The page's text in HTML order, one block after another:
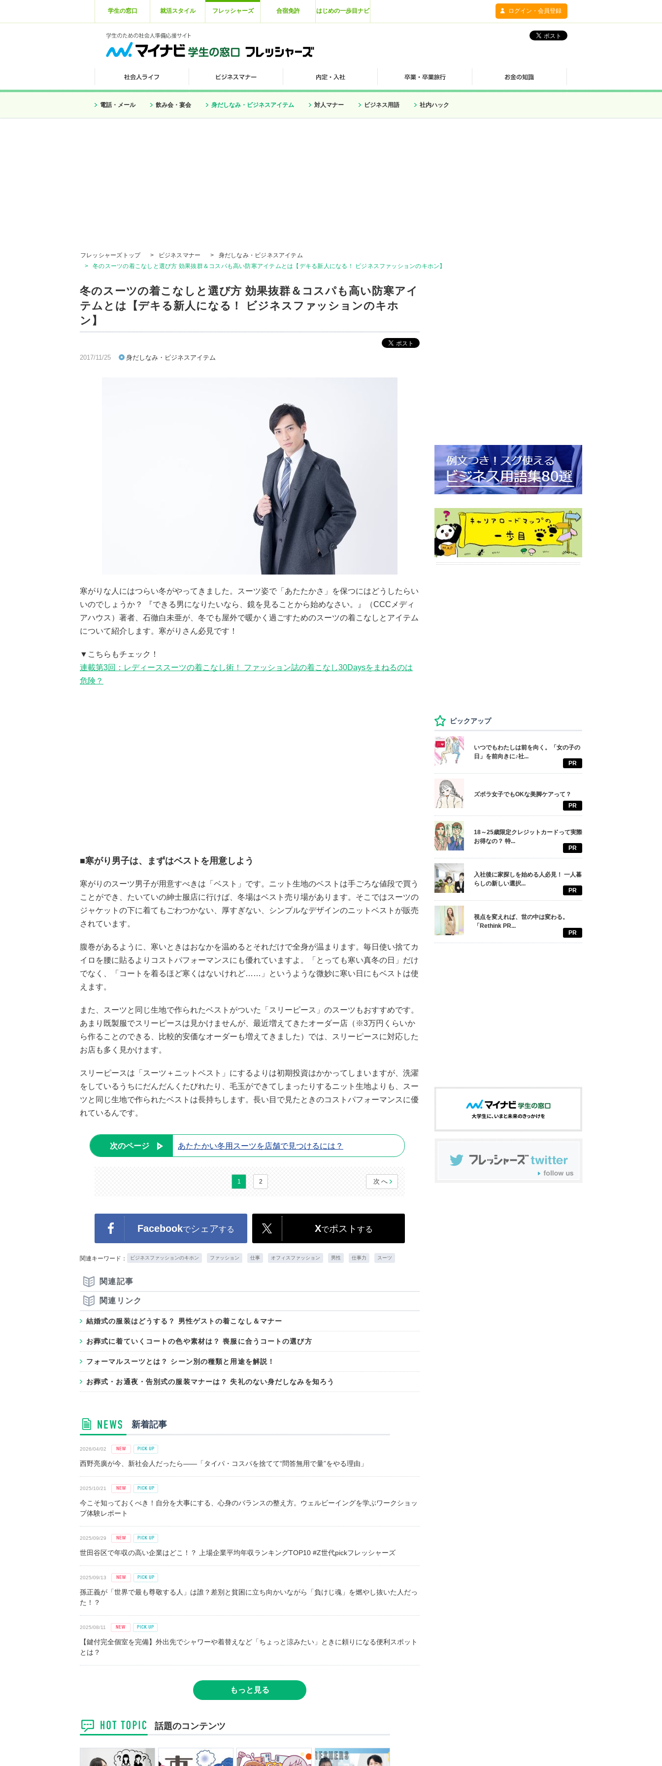
学生の窓口 就活スタイル フレッシャーズ 合宿免許 はじめの一歩目ナビ ログイン・会員登録
電話・メール 飲み会・宴会 身だしなみ・ビジネスアイテム 対人マナー ビジネス用語 社内ハック
フレッシャーズトップ > ビジネスマナー >
身だしなみ・ビジネスアイテム
>
冬のスーツの着こなしと選び方 効果抜群＆コスパも高い防寒アイテムとは【デキる新人になる！ ビジネスファッションのキホン】
冬のスーツの着こなしと選び方 効果抜群＆コスパも高い防寒アイ
テムとは【デキる新人になる！ ビジネスファッションのキホ
ン】
2017/11/25 身だしなみ・ビジネスアイテム
寒がりな人にはつらい冬がやってきました。スーツ姿で「あたたかさ」を保つにはどうしたらい
いのでしょうか？ 『できる男になりたいなら、鏡を見ることから始めなさい。』（CCCメディ
アハウス）著者、石徹白未亜が、冬でも屋外で暖かく過ごすためのスーツの着こなしとアイテム
について紹介します。寒がりさん必見です！
▼こちらもチェック！
連載第3回：レディーススーツの着こなし術！ ファッション誌の着こなし30Daysをまねるのは
危険？
■寒がり男子は、まずはベストを用意しよう
寒がりのスーツ男子が用意すべきは「ベスト」です。ニット生地のベストは手ごろな値段で買う
ことができ、たいていの紳士服店に行けば、冬場はベスト売り場があります。そこではスーツの
ジャケットの下に着てもごわつかない、厚すぎない、シンプルなデザインのニットベストが販売
されています。
腹巻があるように、寒いときはおなかを温めるとそれだけで全身が温まります。毎日使い捨てカ
イロを腰に貼るよりコストパフォーマンスにも優れていますよ。「とっても寒い真冬の日」だけ
でなく、「コートを着るほど寒くはないけれど……」というような微妙に寒い日にもベストは使
えます。
また、スーツと同じ生地で作られたベストがついた「スリーピース」のスーツもおすすめです。
あまり既製服でスリーピースは見かけませんが、最近増えてきたオーダー店（※3万円くらいか
ら作ることのできる、比較的安価なオーダーも増えてきました）では、スリーピースに対応した
お店も多く見かけます。
スリーピースは「スーツ＋ニットベスト」にするよりは初期投資はかかってしまいますが、洗濯
をしているうちにだんだんくたびれたり、毛玉ができてしまったりするニット生地よりも、スー
ツと同じ生地で作られたベストは長持ちします。長い目で見たときのコストパフォーマンスに優
れているんです。
次のページ あたたかい冬用スーツを店舗で見つけるには？
1 2 次へ
Facebookでシェアする Xでポスト する
関連キーワード： ビジネスファッションのキホン ファッション 仕事 オフィスファッション 男性 仕事力 スーツ
関連記事
関連リンク
結婚式の服装はどうする？ 男性ゲストの着こなし＆マナー
お葬式に着ていくコートの色や素材は？ 喪服に合うコートの選び方
フォーマルスーツとは？ シーン別の種類と用途を解説！
お葬式・お通夜・告別式の服装マナーは？ 失礼のない身だしなみを知ろう
新着記事
2026/04/02
西野亮廣が今、新社会人だったら――「タイパ・コスパを捨てて“問答無用で量”をやる理由」
2025/10/21
今こそ知っておくべき！自分を大事にする、心身のバランスの整え方。ウェルビーイングを学ぶワークショッ
プ体験レポート
2025/09/29
世田谷区で年収の高い企業はどこ！？ 上場企業平均年収ランキングTOP10 #Z世代pickフレッシャーズ
2025/09/13
孫正義が「世界で最も尊敬する人」は誰？差別と貧困に立ち向かいながら「負けじ魂」を燃やし抜いた人だっ
た！？
2025/08/11
【鍵付完全個室を完備】外出先でシャワーや着替えなど「ちょっと涼みたい」ときに頼りになる便利スポット
とは？
もっと見る
話題のコンテンツ
ピックアップ
いつでもわたしは前を向く。「女の子の
日」を前向きに♪社...
PR
ズボラ女子でもOKな美脚ケアって？
PR
18～25歳限定クレジットカードって実際
お得なの？ 特...
PR
入社後に家探しを始める人必見！ 一人暮
らしの新しい選択...
PR
視点を変えれば、世の中は変わる。
「Rethink PR...
PR